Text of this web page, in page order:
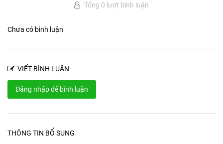
Tổng 0 lượt bình luận
Chưa có bình luận
VIẾT BÌNH LUẬN
Đăng nhập để bình luận
THÔNG TIN BỔ SUNG